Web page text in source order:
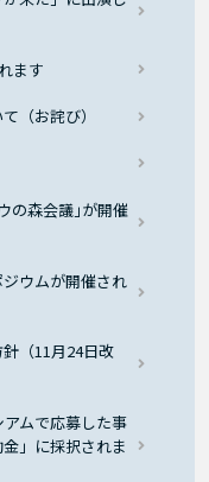
ます
（お詫び）
の森会議｣が開催
ウムが開催され
（11月24日改
ムで応募した事
」に採択されま